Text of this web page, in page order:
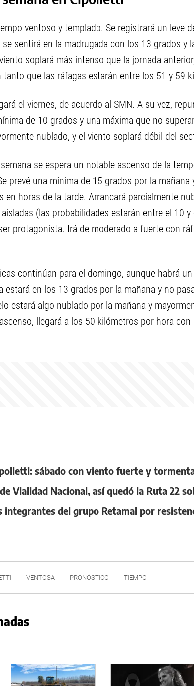
ventoso y templado. Se registrará un leve
sentirá en la madrugada con los 13 grados y
soplará más intenso que la jornada
que las ráfagas estarán entre los 51 y 59
el viernes, de acuerdo al SMN. A su vez,
de 10 grados y una máxima que no
nublado, y el viento soplará débil del
se espera un notable ascenso de la
prevé una mínima de 15 grados por la mañana
en horas de la tarde. Arrancará parcialmente
(las probabilidades estarán entre el 10 y
protagonista. Irá de moderado a fuerte con
continúan para el domingo, aunque habrá
estará en los 13 grados por la mañana y no
estará algo nublado por la mañana y
llegará a los 50 kilómetros por hora
sábado con viento fuerte y
Vialidad Nacional, así quedó la Ruta 22
integrantes del grupo Retamal por
VENTOSA PRONÓSTICO TIEMPO